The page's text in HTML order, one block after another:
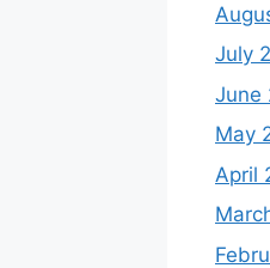
July
June
May
April